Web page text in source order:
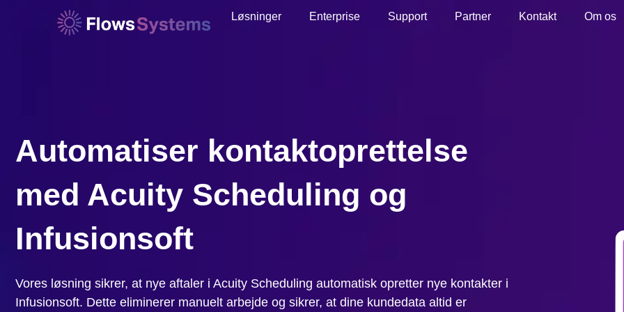
Løsninger Enterprise Support Partner Kontakt Om os
Automatiser kontaktoprettelse
med Acuity Scheduling og
Infusionsoft
Vores løsning sikrer, at nye aftaler i Acuity Scheduling automatisk opretter nye kontakter i
Infusionsoft. Dette eliminerer manuelt arbejde og sikrer, at dine kundedata altid er